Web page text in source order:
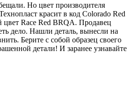
Но цвет производителя
красит в код Colorado Red
Race Red BRQA. Продавец
дело. Нашли деталь, вынесли на
Берите с собой образец своего
детали! И заранее узнавайте